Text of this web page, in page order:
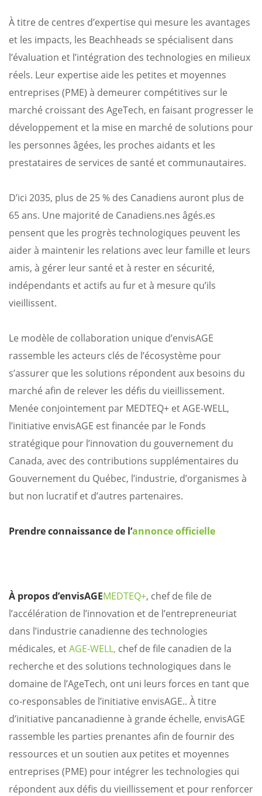
À titre de centres d’expertise qui mesure les avantages
et les impacts, les Beachheads se spécialisent dans
l’évaluation et l’intégration des technologies en milieux
réels. Leur expertise aide les petites et moyennes
entreprises (PME) à demeurer compétitives sur le
marché croissant des AgeTech, en faisant progresser le
développement et la mise en marché de solutions pour
les personnes âgées, les proches aidants et les
prestataires de services de santé et communautaires.
D’ici 2035, plus de 25 % des Canadiens auront plus de
65 ans. Une majorité de Canadiens.nes âgés.es
pensent que les progrès technologiques peuvent les
aider à maintenir les relations avec leur famille et leurs
amis, à gérer leur santé et à rester en sécurité,
indépendants et actifs au fur et à mesure qu’ils
vieillissent.
Le modèle de collaboration unique d’envisAGE
rassemble les acteurs clés de l’écosystème pour
s’assurer que les solutions répondent aux besoins du
marché afin de relever les défis du vieillissement.
Menée conjointement par MEDTEQ+ et AGE-WELL,
l’initiative envisAGE est financée par le Fonds
stratégique pour l’innovation du gouvernement du
Canada, avec des contributions supplémentaires du
Gouvernement du Québec, l’industrie, d’organismes à
but non lucratif et d’autres partenaires.
Prendre connaissance de l’annonce officielle
À propos d’envisAGEMEDTEQ+, chef de file de
l’accélération de l’innovation et de l’entrepreneuriat
dans l’industrie canadienne des technologies
médicales, etAGE-WELL, chef de file canadien de la
recherche et des solutions technologiques dans le
domaine de l’AgeTech, ont uni leurs forces en tant que
co-responsables de l’initiative envisAGE.. À titre
d’initiative pancanadienne à grande échelle, envisAGE
rassemble les parties prenantes afin de fournir des
ressources et un soutien aux petites et moyennes
entreprises (PME) pour intégrer les technologies qui
répondent aux défis du vieillissement et pour renforcer